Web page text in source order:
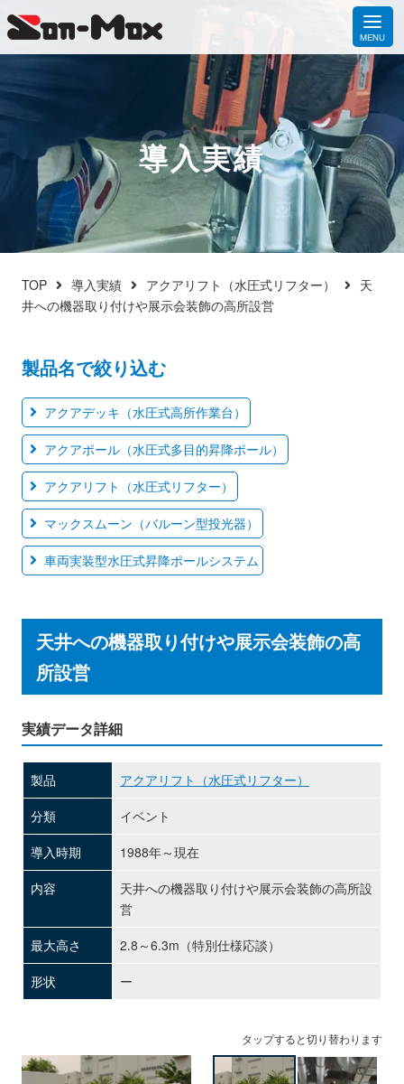
導入実績
CASE
TOP 導入実績 アクアリフト（水圧式リフター）
天
井への機器取り付けや展示会装飾の高所設営
製品名で絞り込む
アクアデッキ（水圧式高所作業台）
アクアポール（水圧式多目的昇降ポール）
アクアリフト（水圧式リフター）
マックスムーン（バルーン型投光器）
車両実装型水圧式昇降ポールシステム
天井への機器取り付けや展示会装飾の高
所設営
実績データ詳細
製品
アクアリフト（水圧式リフター）
分類
イベント
導入時期
1988年～現在
内容
天井への機器取り付けや展示会装飾の高所設
営
最大高さ
2.8～6.3m（特別仕様応談）
形状
ー
タップすると切り替わります